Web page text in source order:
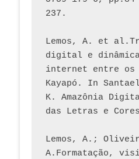
237.
Lemos, A. et
digital e
internet entre os
Kayapó. In
K. Amazônia
das Letras e Cores
Lemos, A.;
A.Formatação,